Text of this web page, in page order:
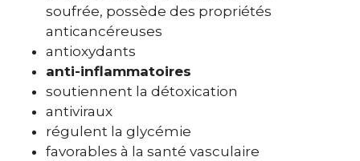
soufrée, possède des propriétés
anticancéreuses
antioxydants
anti-inflammatoires
soutiennent la détoxication
antiviraux
régulent la glycémie
favorables à la santé vasculaire